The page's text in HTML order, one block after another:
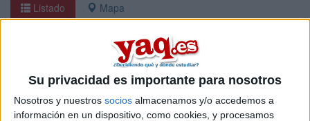
Su privacidad es importante para nosotros
Nosotros y nuestros socios almacenamos y/o accedemos a
información en un dispositivo, como cookies, y procesamos
Listado Mapa
1 opciónpara hacer un
responsabilidad social corporativa.
ampliar tu búsqueda a toda España
másters en responsabilidad social corporativa entre los que
puedes elegir. Estos estudios están asociados a la rama de
Ciencias sociales y jurídicas.